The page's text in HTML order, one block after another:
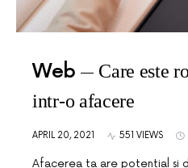
Web
Care este
intr-o afacere
APRIL 20, 2021 551 VIEWS
Afacerea ta are potential si